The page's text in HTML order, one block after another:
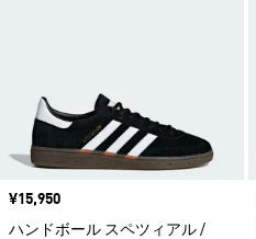
価格
¥15,950
ハンドボール スペツィアル /